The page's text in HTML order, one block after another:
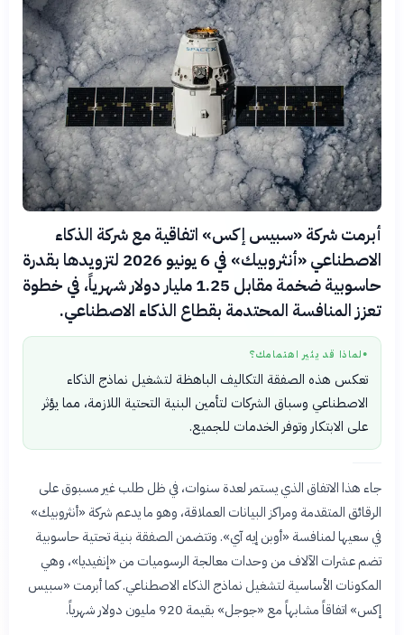
أبرمت شركة «سبيس إكس» اتفاقية مع شركة الذكاء
الاصطناعي «أنثروبيك» في 6 يونيو 2026 لتزويدها بقدرة
حاسوبية ضخمة مقابل 1.25 مليار دولار شهرياً، في خطوة
تعزز المنافسة المحتدمة بقطاع الذكاء الاصطناعي.
● لماذا قد يثير اهتمامك؟
تعكس هذه الصفقة التكاليف الباهظة لتشغيل نماذج الذكاء
الاصطناعي وسباق الشركات لتأمين البنية التحتية اللازمة، مما يؤثر
على الابتكار وتوفر الخدمات للجميع.
جاء هذا الاتفاق الذي يستمر لعدة سنوات، في ظل طلب غير مسبوق على
الرقائق المتقدمة ومراكز البيانات العملاقة، وهو ما يدعم شركة «أنثروبيك»
في سعيها لمنافسة «أوبن إيه آي». وتتضمن الصفقة بنية تحتية حاسوبية
تضم عشرات الآلاف من وحدات معالجة الرسوميات من «إنفيديا»، وهي
المكونات الأساسية لتشغيل نماذج الذكاء الاصطناعي. كما أبرمت «سبيس
إكس» اتفاقاً مشابهاً مع «جوجل» بقيمة 920 مليون دولار شهرياً.